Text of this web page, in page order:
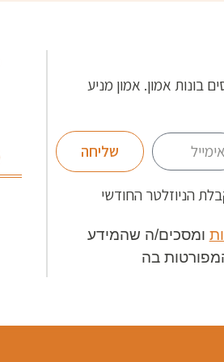
בונות אמון. אמון מניע
הניוזלטר החודשי
ומסכים/ה שהמידע
בה
שליחה